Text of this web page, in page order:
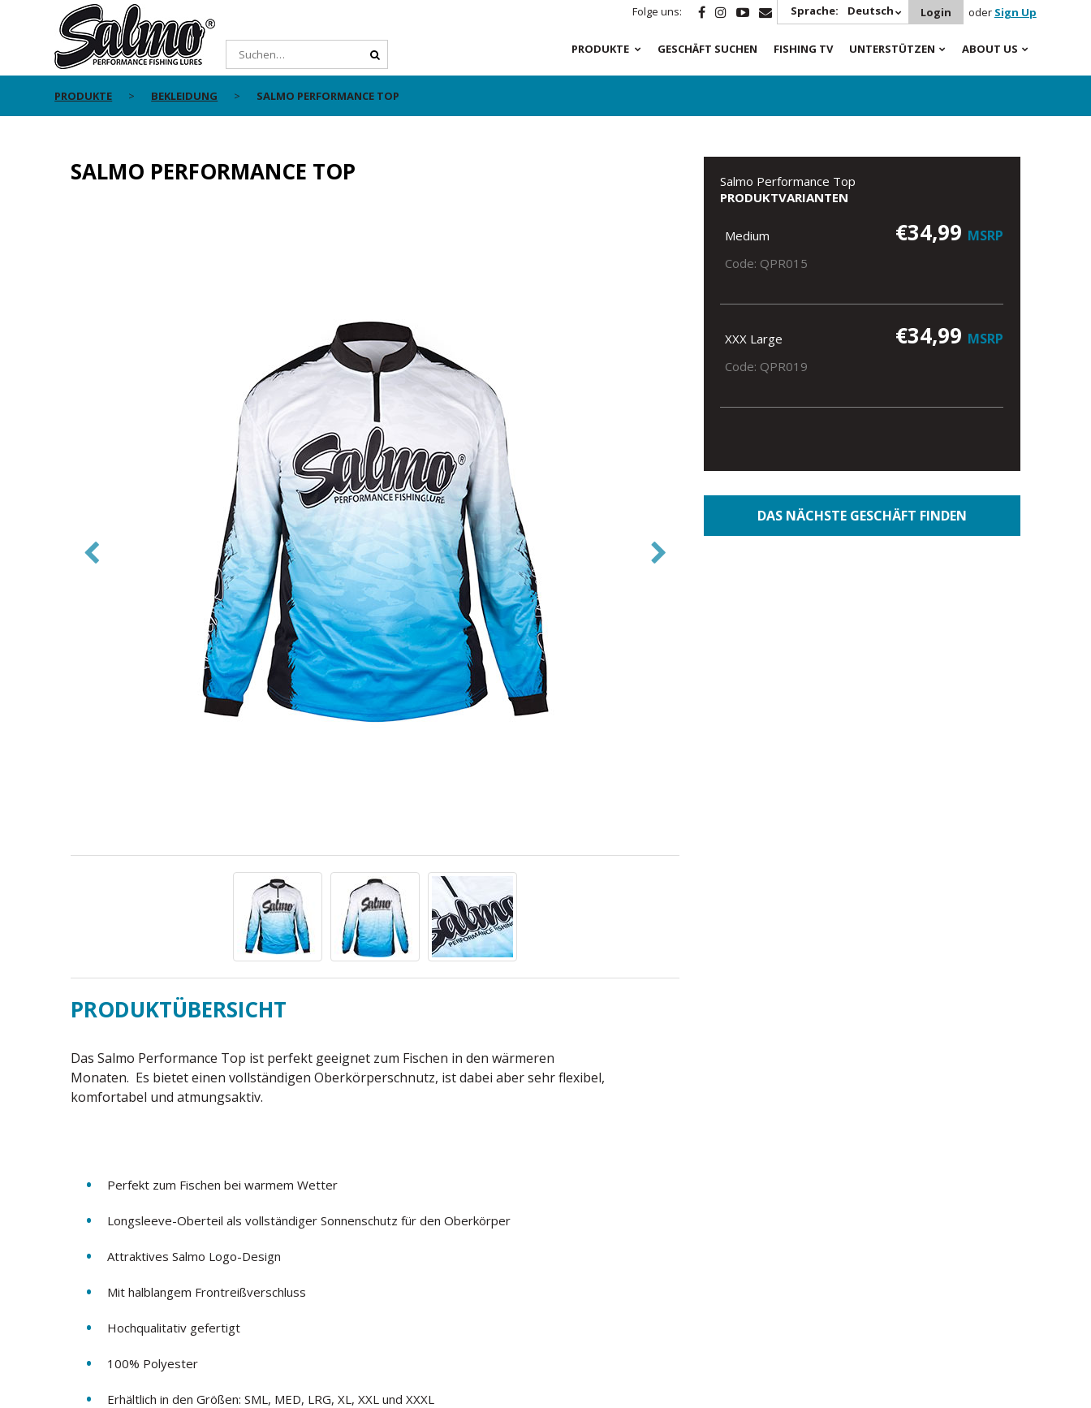
Folge uns: Sprache: Deutsch Login oder Sign Up
PRODUKTE GESCHÄFT SUCHEN FISHING TV UNTERSTÜTZEN ABOUT US
PRODUKTE BEKLEIDUNG SALMO PERFORMANCE TOP
SALMO PERFORMANCE TOP
PRODUKTÜBERSICHT
Das Salmo Performance Top ist perfekt geeignet zum Fischen in den wärmeren
Monaten. Es bietet einen vollständigen Oberkörperschnutz, ist dabei aber sehr flexibel,
komfortabel und atmungsaktiv.
Perfekt zum Fischen bei warmem Wetter
Longsleeve-Oberteil als vollständiger Sonnenschutz für den Oberkörper
Attraktives Salmo Logo-Design
Mit halblangem Frontreißverschluss
Hochqualitativ gefertigt
100% Polyester
Erhältlich in den Größen: SML, MED, LRG, XL, XXL und XXXL
Salmo Performance Top
PRODUKTVARIANTEN
Medium €34,99 MSRP
Code: QPR015
XXX Large €34,99 MSRP
Code: QPR019
DAS NÄCHSTE GESCHÄFT FINDEN